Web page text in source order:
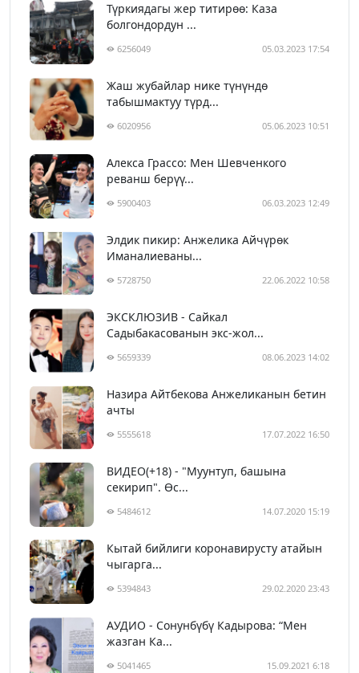
Түркиядагы жер титирөө: Каза
болгондордун ...
6256049 05.03.2023 17:54
Жаш жубайлар нике түнүндө
табышмактуу түрд...
6020956 05.06.2023 10:51
Алекса Грассо: Мен Шевченкого
реванш берүү...
5900403 06.03.2023 12:49
Элдик пикир: Анжелика Айчүрөк
Иманалиеваны...
5728750 22.06.2022 10:58
ЭКСКЛЮЗИВ - Сайкал
Садыбакасованын экс-жол...
5659339 08.06.2023 14:02
Назира Айтбекова Анжеликанын бетин
ачты
5555618 17.07.2022 16:50
ВИДЕО(+18) - "Муунтуп, башына
секирип". Өс...
5484612 14.07.2020 15:19
Кытай бийлиги коронавирусту атайын
чыгарга...
5394843 29.02.2020 23:43
АУДИО - Сонунбүбү Кадырова: “Мен
жазган Ка...
5041465 15.09.2021 6:18